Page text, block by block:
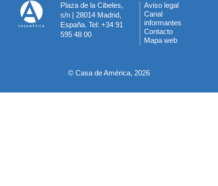
Plaza de la Cibeles,
s/n | 28014 Madrid,
España. Tel: +34 91
595 48 00
Menú
del
pie
Aviso legal
Canal
informantes
Contacto
Mapa web
© Casa de América, 2026